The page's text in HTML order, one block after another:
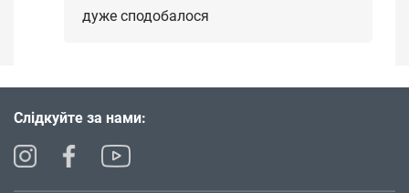
дуже сподобалося
Слідкуйте за нами: